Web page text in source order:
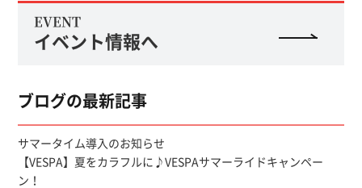
EVENT
イベント情報へ
ブログの最新記事
サマータイム導入のお知らせ
【VESPA】夏をカラフルに♪VESPAサマーライドキャンペー
ン！